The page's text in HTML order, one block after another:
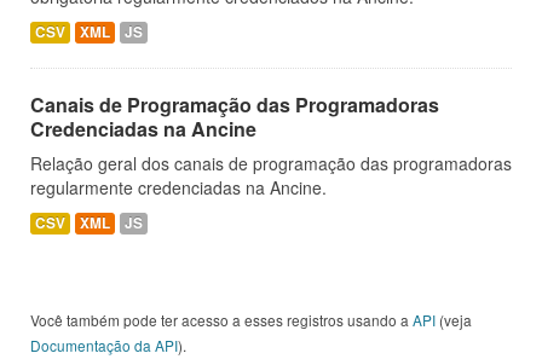
CSV XML JS
Canais de Programação das Programadoras
Credenciadas na Ancine
Relação geral dos canais de programação das programadoras
regularmente credenciadas na Ancine.
CSV XML JS
Você também pode ter acesso a esses registros usando a API (veja
Documentação da API).